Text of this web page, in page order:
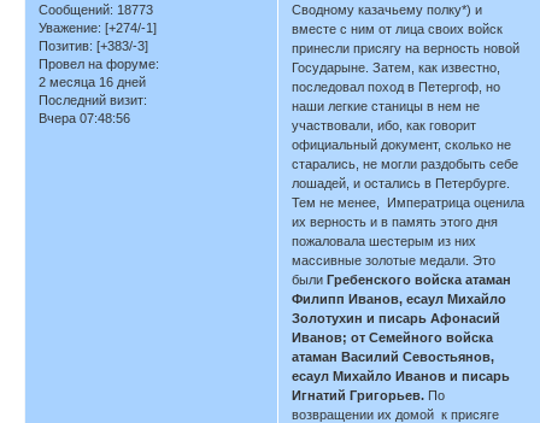
Сообщений: 18773
Уважение: [+274/-1]
Позитив: [+383/-3]
Провел на форуме:
2 месяца 16 дней
Последний визит:
Вчера 07:48:56
Сводному казачьему полку*) и
вместе с ним от лица своих войск
принесли присягу на верность новой
Государыне. Затем, как известно,
последовал поход в Петергоф, но
наши легкие станицы в нем не
участвовали, ибо, как говорит
официальный документ, сколько не
старались, не могли раздобыть себе
лошадей, и остались в Петербурге.
Тем не менее, Императрица оценила
их верность и в память этого дня
пожаловала шестерым из них
массивные золотые медали. Это
былиГребенского войска атаман
Филипп Иванов, есаул Михайло
Золотухин и писарь Афонасий
Иванов; от Семейного войска
атаман Василий Севостьянов,
есаул Михайло Иванов и писарь
Игнатий Григорьев. По
возвращении их домой к присяге